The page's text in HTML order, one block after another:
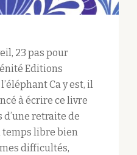
23 pas pour
Editions
Ca y est, il
à écrire ce livre
d’une retraite de
libre bien
mes difficultés,